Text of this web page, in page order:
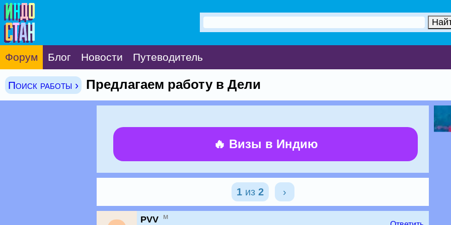
Форум Блог Новости Путеводитель
Поиск работы › Предлагаем работу в Дели
🔥 Визы в Индию
1из 2 ›
PVV м